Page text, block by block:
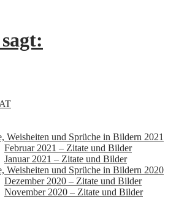
Weisheiten und Sprüche in Bildern 2021
Februar 2021 – Zitate und Bilder
Januar 2021 – Zitate und Bilder
Weisheiten und Sprüche in Bildern 2020
Dezember 2020 – Zitate und Bilder
November 2020 – Zitate und Bilder